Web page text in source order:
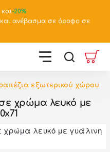
και-20%
ανέβασμα σε όροφο σε
εξωτερικού χώρου
σε χρώμα λευκό με